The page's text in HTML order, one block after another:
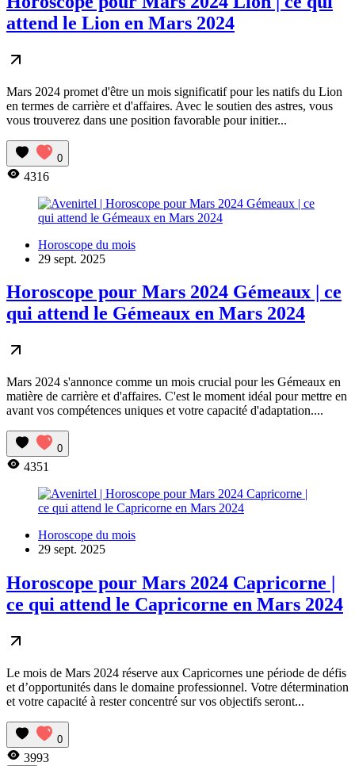
attend le Lion en Mars 2024
Mars 2024 promet d'être un mois significatif pour les natifs du Lion
en termes de carrière et d'affaires. Avec le soutien des astres, vous
vous trouverez dans une position favorable pour initier...
0
4316
Horoscope du mois
29 sept. 2025
Horoscope pour Mars 2024 Gémeaux | ce
qui attend le Gémeaux en Mars 2024
Mars 2024 s'annonce comme un mois crucial pour les Gémeaux en
matière de carrière et d'affaires. C'est le moment idéal pour mettre en
avant vos compétences uniques et votre capacité d'adaptation....
0
4351
Horoscope du mois
29 sept. 2025
Horoscope pour Mars 2024 Capricorne |
ce qui attend le Capricorne en Mars 2024
Le mois de Mars 2024 réserve aux Capricornes une période de défis
et d’opportunités dans le domaine professionnel. Votre détermination
et votre capacité à rester concentré sur vos objectifs seront...
0
3993